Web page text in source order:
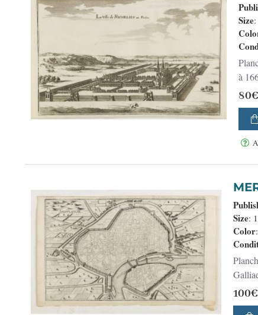
Size:
à
80€
Size:
Color
100€